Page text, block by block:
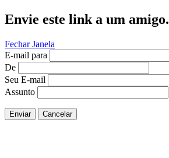
Envie este link a um amigo.
Fechar Janela
E-mail para
De
Seu E-mail
Assunto
Enviar Cancelar